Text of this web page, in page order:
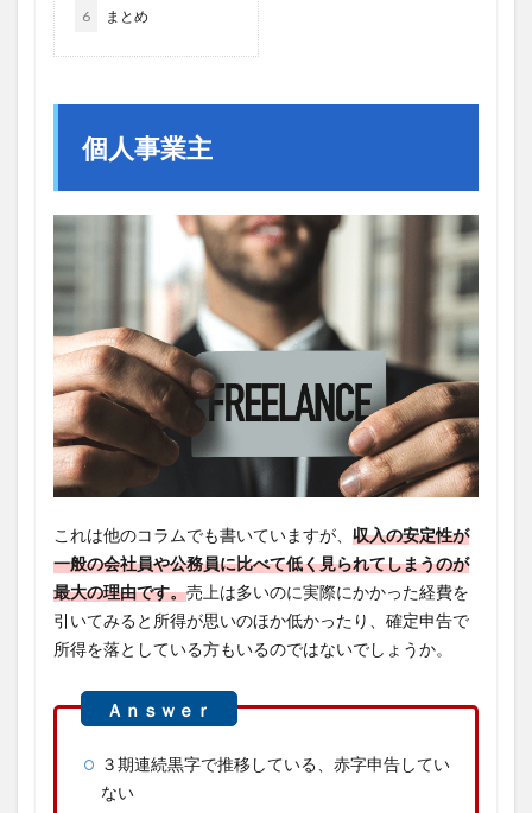
6 まとめ
個人事業主
これは他のコラムでも書いていますが、 収入の安定性が
一般の会社員や公務員に比べて低く見られてしまうのが
最大の理由です。売上は多いのに実際にかかった経費を
引いてみると所得が思いのほか低かったり、確定申告で
所得を落としている方もいるのではないでしょうか。
３期連続黒字で推移している、赤字申告してい
ない